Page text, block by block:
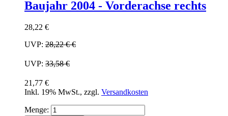
Baujahr 2004 - Vorderachse rechts
28,22 €
UVP: 28,22 €€
UVP: 33,58 €
21,77 €
Inkl. 19% MwSt., zzgl. Versandkosten
Menge: